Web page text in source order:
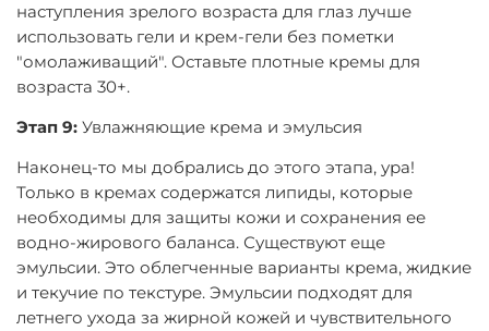
наступления зрелого возраста для глаз лучше
использовать гели и крем-гели без пометки
"омолаживащий". Оставьте плотные кремы для
возраста 30+.
Этап 9: Увлажняющие крема и эмульсия
Наконец-то мы добрались до этого этапа, ура!
Только в кремах содержатся липиды, которые
необходимы для защиты кожи и сохранения ее
водно-жирового баланса. Существуют еще
эмульсии. Это облегченные варианты крема, жидкие
и текучие по текстуре. Эмульсии подходят для
летнего ухода за жирной кожей и чувствительного